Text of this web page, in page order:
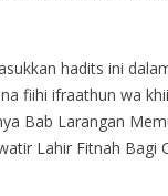
hadits ini
fiihi ifraathun wa
Bab Larangan
Lahir Fitnah Bagi